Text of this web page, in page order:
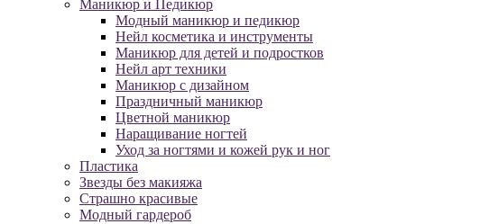
Маникюр и Педикюр
Модный маникюр и педикюр
Нейл косметика и инструменты
Маникюр для детей и подростков
Нейл арт техники
Маникюр с дизайном
Праздничный маникюр
Цветной маникюр
Наращивание ногтей
Уход за ногтями и кожей рук и ног
Пластика
Звезды без макияжа
Страшно красивые
Модный гардероб